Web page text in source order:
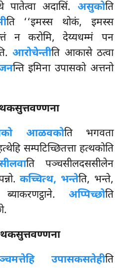
अदासिं. असुकोति
ति ‘‘इमस्स थोकं, इमस्स
न करोमि, देय्यधम्मं पन
आरोचेन्तीति आकासे ठत्वा
न्ति इमिना उपासको अत्तनो
आळवकोति भगवता
सम्पटिच्छितत्ता हत्थकोति
ति पञ्चसीलदससीलेन
कच्चित्थ, भन्तेति, भन्ते,
अप्पिच्छोति
उपासकसतेहीति